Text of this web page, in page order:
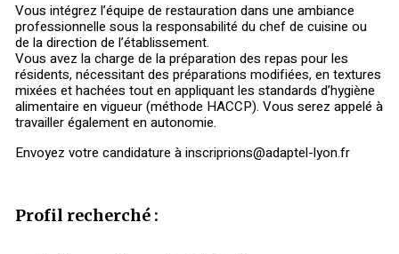
Vous intégrez l’équipe de restauration dans une ambiance
professionnelle sous la responsabilité du chef de cuisine ou
de la direction de l’établissement.
Vous avez la charge de la préparation des repas pour les
résidents, nécessitant des préparations modifiées, en textures
mixées et hachées tout en appliquant les standards d’hygiène
alimentaire en vigueur (méthode HACCP). Vous serez appelé à
travailler également en autonomie.
Envoyez votre candidature à inscriprions@adaptel-lyon.fr
Profil recherché :